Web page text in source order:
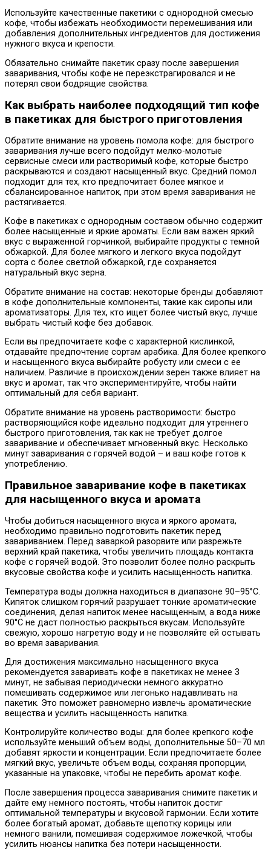
Используйте качественные пакетики с однородной смесью
кофе, чтобы избежать необходимости перемешивания или
добавления дополнительных ингредиентов для достижения
нужного вкуса и крепости.
Обязательно снимайте пакетик сразу после завершения
заваривания, чтобы кофе не переэкстрагировался и не
потерял свои бодрящие свойства.
Как выбрать наиболее подходящий тип кофе
в пакетиках для быстрого приготовления
Обратите внимание на уровень помола кофе: для быстрого
заваривания лучше всего подойдут мелко-молотые
сервисные смеси или растворимый кофе, которые быстро
раскрываются и создают насыщенный вкус. Средний помол
подходит для тех, кто предпочитает более мягкое и
сбалансированное напиток, при этом время заваривания не
растягивается.
Кофе в пакетиках с однородным составом обычно содержит
более насыщенные и яркие ароматы. Если вам важен яркий
вкус с выраженной горчинкой, выбирайте продукты с темной
обжаркой. Для более мягкого и легкого вкуса подойдут
сорта с более светлой обжаркой, где сохраняется
натуральный вкус зерна.
Обратите внимание на состав: некоторые бренды добавляют
в кофе дополнительные компоненты, такие как сиропы или
ароматизаторы. Для тех, кто ищет более чистый вкус, лучше
выбрать чистый кофе без добавок.
Если вы предпочитаете кофе с характерной кислинкой,
отдавайте предпочтение сортам арабика. Для более крепкого
и насыщенного вкуса выбирайте робусту или смеси с ее
наличием. Различие в происхождении зерен также влияет на
вкус и аромат, так что экспериментируйте, чтобы найти
оптимальный для себя вариант.
Обратите внимание на уровень растворимости: быстро
растворяющийся кофе идеально подходит для утреннего
быстрого приготовления, так как не требует долгое
заваривание и обеспечивает мгновенный вкус. Несколько
минут заваривания с горячей водой – и ваш кофе готов к
употреблению.
Правильное заваривание кофе в пакетиках
для насыщенного вкуса и аромата
Чтобы добиться насыщенного вкуса и яркого аромата,
необходимо правильно подготовить пакетик перед
завариванием. Перед заваркой разорвите или разрежьте
верхний край пакетика, чтобы увеличить площадь контакта
кофе с горячей водой. Это позволит более полно раскрыть
вкусовые свойства кофе и усилить насыщенность напитка.
Температура воды должна находиться в диапазоне 90–95°C.
Кипяток слишком горячий разрушает тонкие ароматические
соединения, делая напиток менее насыщенным, а вода ниже
90°C не даст полностью раскрыться вкусам. Используйте
свежую, хорошо нагретую воду и не позволяйте ей остывать
во время заваривания.
Для достижения максимально насыщенного вкуса
рекомендуется заваривать кофе в пакетиках не менее 3
минут, не забывая периодически немного аккуратно
помешивать содержимое или легонько надавливать на
пакетик. Это поможет равномерно извлечь ароматические
вещества и усилить насыщенность напитка.
Контролируйте количество воды: для более крепкого кофе
используйте меньший объем воды, дополнительные 50–70 мл
добавят яркости и концентрации. Если предпочитаете более
мягкий вкус, увеличьте объем воды, сохраняя пропорции,
указанные на упаковке, чтобы не перебить аромат кофе.
После завершения процесса заваривания снимите пакетик и
дайте ему немного постоять, чтобы напиток достиг
оптимальной температуры и вкусовой гармонии. Если хотите
более богатый аромат, добавьте щепотку корицы или
немного ванили, помешивая содержимое ложечкой, чтобы
усилить нюансы напитка без потери насыщенности.